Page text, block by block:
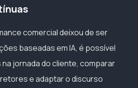
comercial deixou de ser
baseadas em IA, é possível
jornada do cliente, comparar
e adaptar o discurso